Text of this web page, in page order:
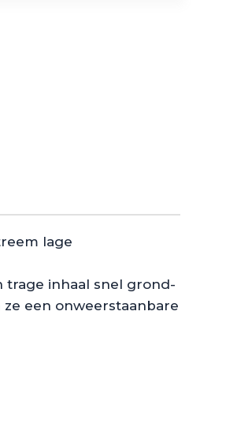
lage
trage inhaal snel grond-
een onweerstaanbare